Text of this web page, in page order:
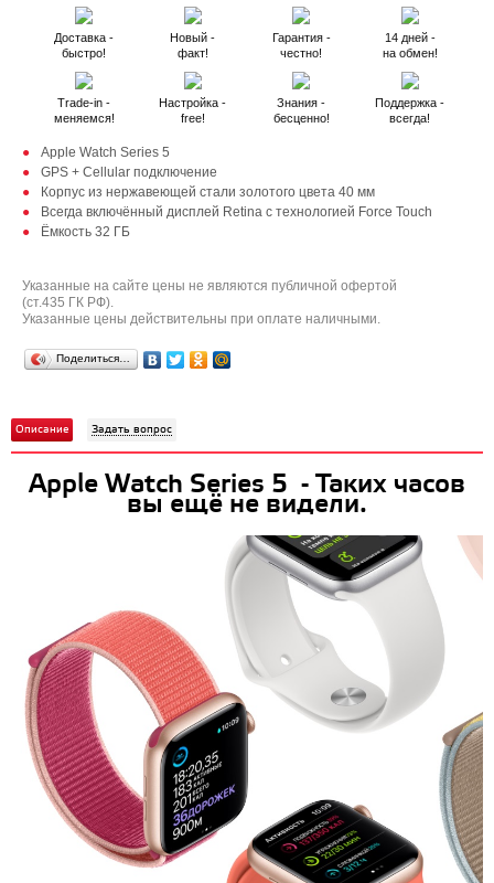
Доставка -
быстро!
Новый -
факт!
Гарантия -
честно!
14 дней -
на обмен!
Trade-in -
меняемся!
Настройка -
free!
Знания -
бесценно!
Поддержка -
всегда!
Apple Watch Series 5
GPS + Cellular подключение
Корпус из нержавеющей стали золотого цвета 40 мм
Всегда включённый дисплей Retina с технологией Force Touch
Ёмкость 32 ГБ
Указанные на сайте цены не являются публичной офертой
(ст.435 ГК РФ).
Указанные цены действительны при оплате наличными.
Поделиться…
Описание Задать вопрос
Apple Watch Series 5 - Таких часов
вы ещё не видели.